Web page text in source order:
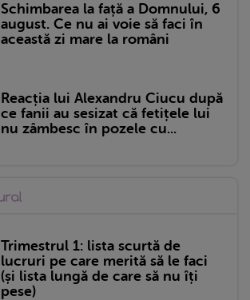
Schimbarea la față a Domnului, 6
august. Ce nu ai voie să faci în
această zi mare la români
Reacția lui Alexandru Ciucu după
ce fanii au sesizat că fetițele lui
nu zâmbesc în pozele cu...
Trimestrul 1: lista scurtă de
lucruri pe care merită să le faci
(și lista lungă de care să nu îți
pese)